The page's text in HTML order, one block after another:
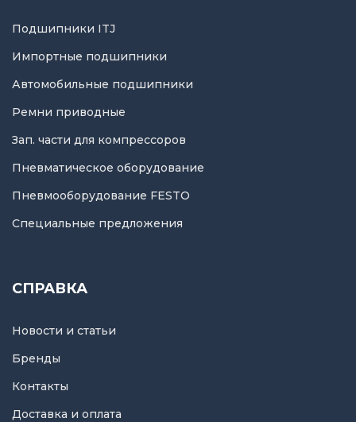
Подшипники ITJ
Импортные подшипники
Автомобильные подшипники
Ремни приводные
Зап. части для компрессоров
Пневматическое оборудование
Пневмооборудование FESTO
Специальные предложения
СПРАВКА
Новости и статьи
Бренды
Контакты
Доставка и оплата